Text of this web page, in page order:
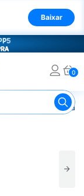
Baixar
0